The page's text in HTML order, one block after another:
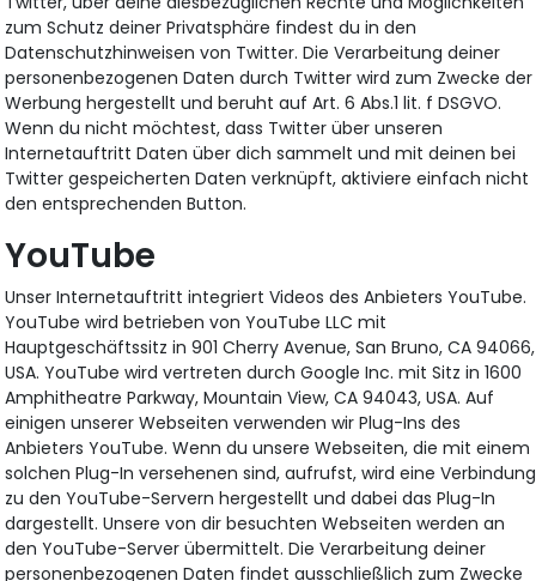
zum Schutz deiner Privatsphäre findest du in den
Datenschutzhinweisen von Twitter. Die Verarbeitung deiner
personenbezogenen Daten durch Twitter wird zum Zwecke der
Werbung hergestellt und beruht auf Art. 6 Abs.1 lit. f DSGVO.
Wenn du nicht möchtest, dass Twitter über unseren
Internetauftritt Daten über dich sammelt und mit deinen bei
Twitter gespeicherten Daten verknüpft, aktiviere einfach nicht
den entsprechenden Button.
YouTube
Unser Internetauftritt integriert Videos des Anbieters YouTube.
YouTube wird betrieben von YouTube LLC mit
Hauptgeschäftssitz in 901 Cherry Avenue, San Bruno, CA 94066,
USA. YouTube wird vertreten durch Google Inc. mit Sitz in 1600
Amphitheatre Parkway, Mountain View, CA 94043, USA. Auf
einigen unserer Webseiten verwenden wir Plug-Ins des
Anbieters YouTube. Wenn du unsere Webseiten, die mit einem
solchen Plug-In versehenen sind, aufrufst, wird eine Verbindung
zu den YouTube-Servern hergestellt und dabei das Plug-In
dargestellt. Unsere von dir besuchten Webseiten werden an
den YouTube-Server übermittelt. Die Verarbeitung deiner
personenbezogenen Daten findet ausschließlich zum Zwecke